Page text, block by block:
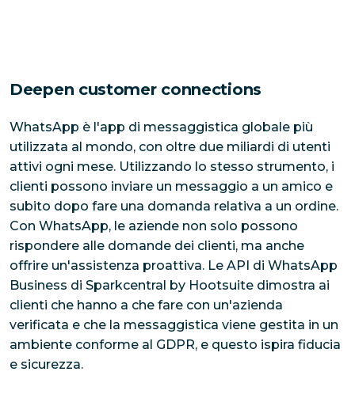
Deepen customer connections
WhatsApp è l'app di messaggistica globale più
utilizzata al mondo, con oltre due miliardi di utenti
attivi ogni mese. Utilizzando lo stesso strumento, i
clienti possono inviare un messaggio a un amico e
subito dopo fare una domanda relativa a un ordine.
Con WhatsApp, le aziende non solo possono
rispondere alle domande dei clienti, ma anche
offrire un'assistenza proattiva. Le API di WhatsApp
Business di Sparkcentral by Hootsuite dimostra ai
clienti che hanno a che fare con un'azienda
verificata e che la messaggistica viene gestita in un
ambiente conforme al GDPR, e questo ispira fiducia
e sicurezza.